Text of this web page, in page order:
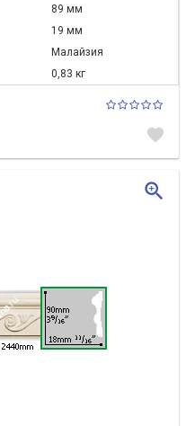
89 мм
19 мм
Малайзия
0,83 кг
favorite
zoom_in